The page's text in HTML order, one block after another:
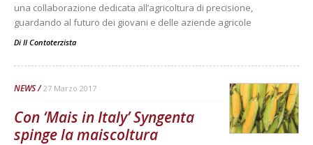
una collaborazione dedicata all’agricoltura di precisione,
guardando al futuro dei giovani e delle aziende agricole
Di Il Contoterzista
NEWS 27 Marzo 2017
Con ‘Mais in Italy’ Syngenta
spinge la maiscoltura